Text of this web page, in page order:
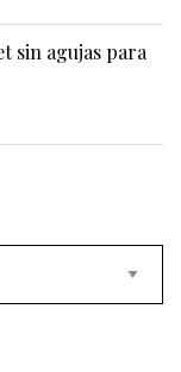
sin agujas para